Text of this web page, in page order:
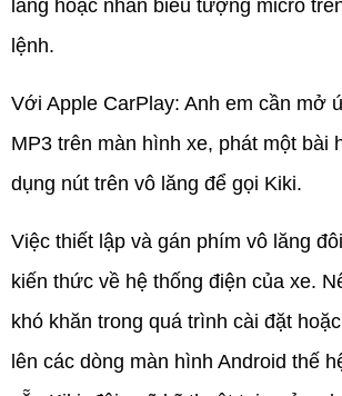
lăng hoặc nhấn biểu tượng micro
lệnh.
Với Apple CarPlay: Anh em cần mở
MP3 trên màn hình xe, phát một bài
dụng nút trên vô lăng để gọi Kiki.
Việc thiết lập và gán phím vô lăng
kiến thức về hệ thống điện của xe.
khó khăn trong quá trình cài đặt
lên các dòng màn hình Android thế